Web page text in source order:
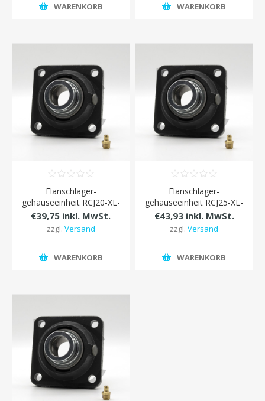
WARENKORB WARENKORB
Flanschlager-
gehäuseeinheit RCJ20-XL-
N INA d=20 mm
€39,75 inkl. MwSt.
zzgl. Versand
WARENKORB
Flanschlager-
gehäuseeinheit RCJ25-XL-
N INA d=25 mm
€43,93 inkl. MwSt.
zzgl.Versand
WARENKORB